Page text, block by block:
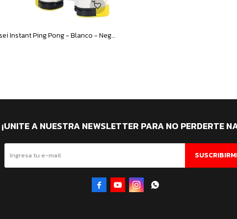
Red Sensei Instant Ping Pong - Blanco - Negro
¡UNITE A NUESTRA NEWSLETTER PARA NO PERDERTE
   